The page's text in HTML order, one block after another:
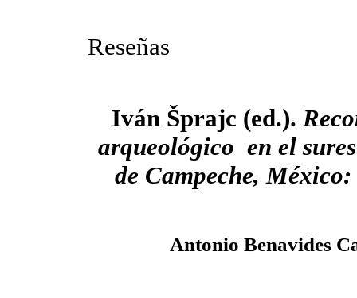
Reseñas
Iván Šprajc (ed.).
arqueológico en el
de Campeche,
Antonio Benavides